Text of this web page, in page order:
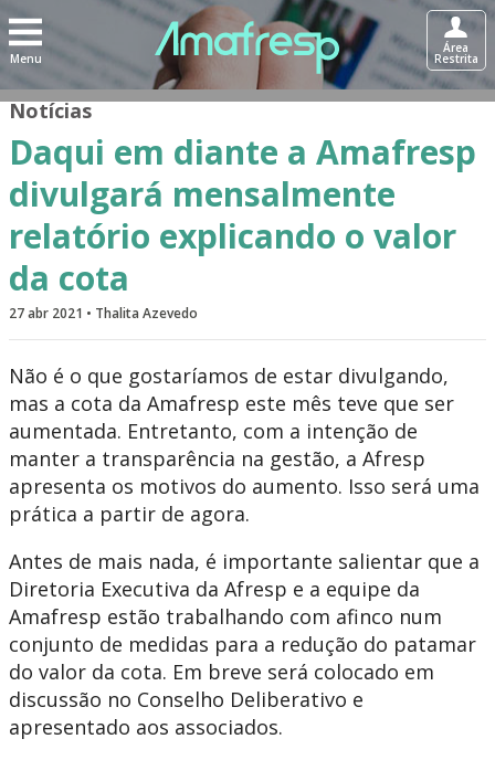
Menu
Área
Restrita
Notícias
Daqui em diante a Amafresp
divulgará mensalmente
relatório explicando o valor
da cota
27 abr 2021 • Thalita Azevedo
Não é o que gostaríamos de estar divulgando,
mas a cota da Amafresp este mês teve que ser
aumentada. Entretanto, com a intenção de
manter a transparência na gestão, a Afresp
apresenta os motivos do aumento. Isso será uma
prática a partir de agora.
Antes de mais nada, é importante salientar que a
Diretoria Executiva da Afresp e a equipe da
Amafresp estão trabalhando com afinco num
conjunto de medidas para a redução do patamar
do valor da cota. Em breve será colocado em
discussão no Conselho Deliberativo e
apresentado aos associados.